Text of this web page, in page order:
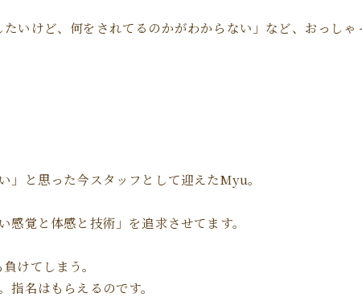
いけど、何をされてるのかがわからない」など、おっし
と思った今スタッフとして迎えたMyu。
覚と体感と技術」を追求させてます。
けてしまう。
名はもらえるのです。